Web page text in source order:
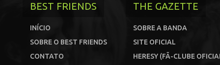
BEST FRIENDS
INÍCIO
SOBRE O BEST FRIENDS
CONTATO
THE GAZETTE
SOBRE A BANDA
SITE OFICIAL
HERESY (FÃ-CLUBE